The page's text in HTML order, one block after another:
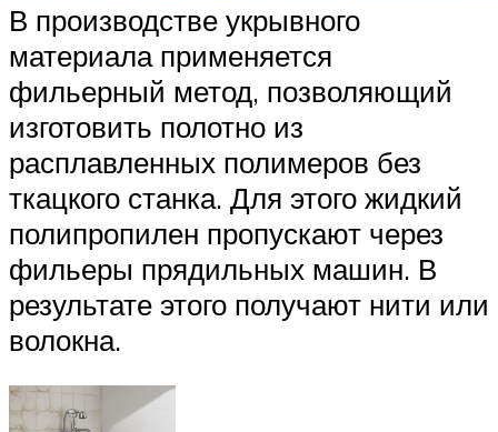
В производстве укрывного
материала применяется
фильерный метод, позволяющий
изготовить полотно из
расплавленных полимеров без
ткацкого станка. Для этого жидкий
полипропилен пропускают через
фильеры прядильных машин. В
результате этого получают нити или
волокна.